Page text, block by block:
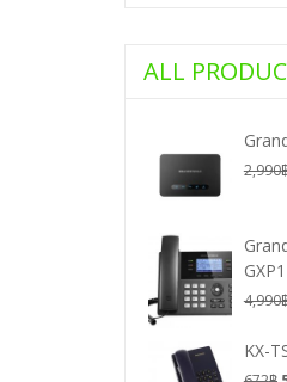
ALL
2,990
4,990
KX-